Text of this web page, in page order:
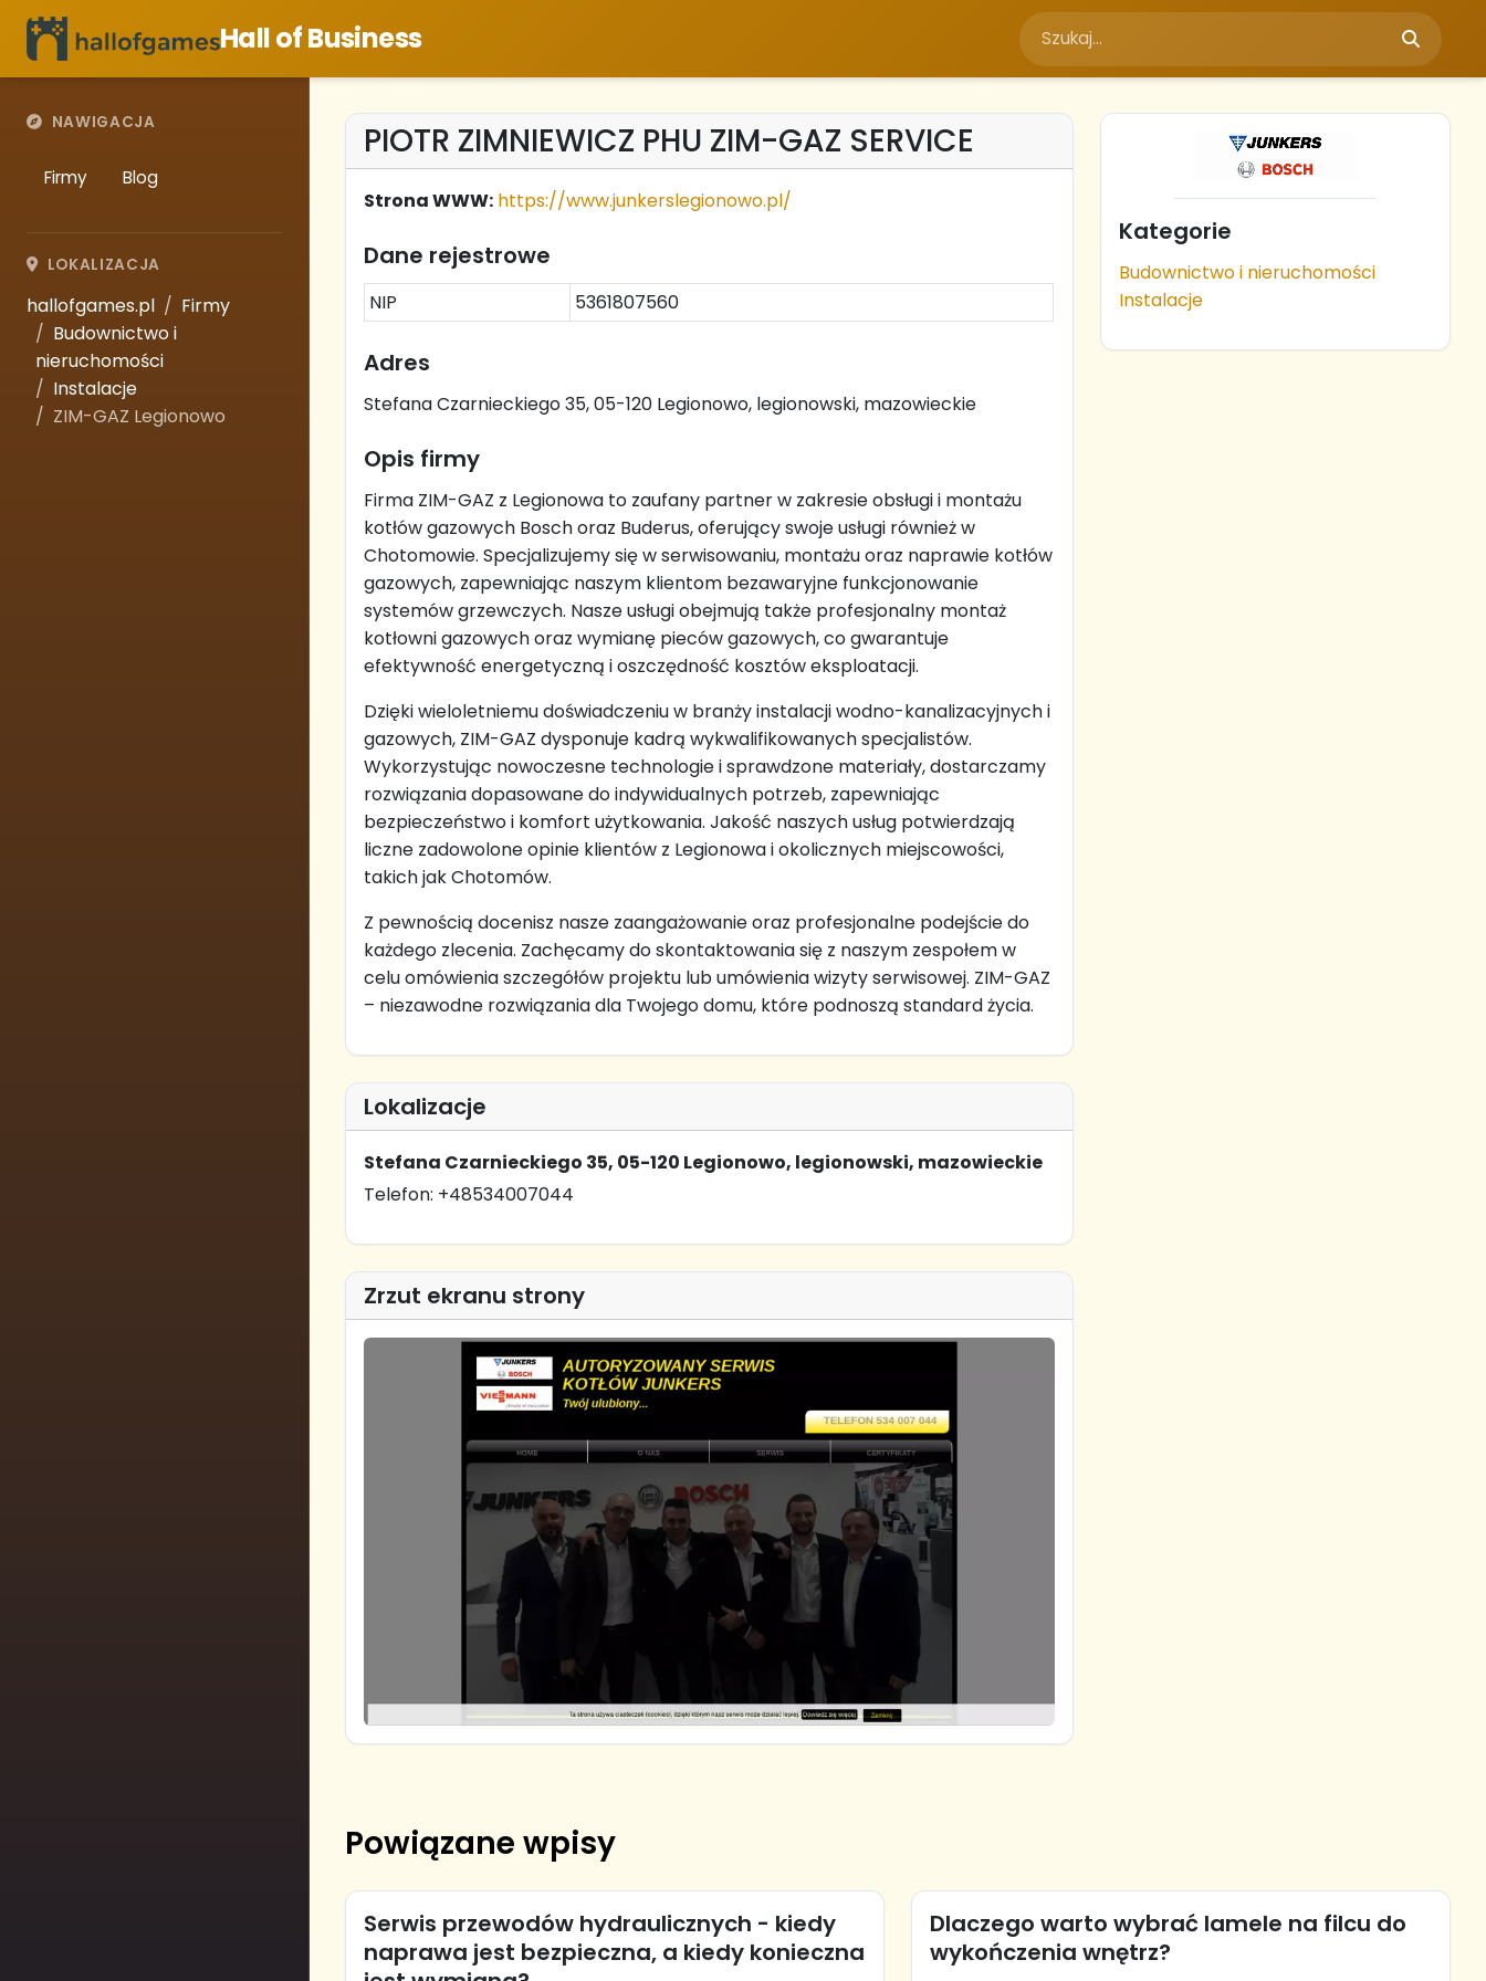
Hall of Business
NAWIGACJA
Firmy Blog
LOKALIZACJA
hallofgames.pl
Firmy
Budownictwo i
nieruchomości
Instalacje
ZIM-GAZ Legionowo
PIOTR ZIMNIEWICZ PHU ZIM-GAZ SERVICE
Strona WWW: https://www.junkerslegionowo.pl/
Dane rejestrowe
NIP 5361807560
Adres
Stefana Czarnieckiego 35, 05-120 Legionowo, legionowski, mazowieckie
Opis firmy
Firma ZIM-GAZ z Legionowa to zaufany partner w zakresie obsługi i montażu
kotłów gazowych Bosch oraz Buderus, oferujący swoje usługi również w
Chotomowie. Specjalizujemy się w serwisowaniu, montażu oraz naprawie kotłów
gazowych, zapewniając naszym klientom bezawaryjne funkcjonowanie
systemów grzewczych. Nasze usługi obejmują także profesjonalny montaż
kotłowni gazowych oraz wymianę pieców gazowych, co gwarantuje
efektywność energetyczną i oszczędność kosztów eksploatacji.
Dzięki wieloletniemu doświadczeniu w branży instalacji wodno-kanalizacyjnych i
gazowych, ZIM-GAZ dysponuje kadrą wykwalifikowanych specjalistów.
Wykorzystując nowoczesne technologie i sprawdzone materiały, dostarczamy
rozwiązania dopasowane do indywidualnych potrzeb, zapewniając
bezpieczeństwo i komfort użytkowania. Jakość naszych usług potwierdzają
liczne zadowolone opinie klientów z Legionowa i okolicznych miejscowości,
takich jak Chotomów.
Z pewnością docenisz nasze zaangażowanie oraz profesjonalne podejście do
każdego zlecenia. Zachęcamy do skontaktowania się z naszym zespołem w
celu omówienia szczegółów projektu lub umówienia wizyty serwisowej. ZIM-GAZ
– niezawodne rozwiązania dla Twojego domu, które podnoszą standard życia.
Lokalizacje
Stefana Czarnieckiego 35, 05-120 Legionowo, legionowski, mazowieckie
Telefon: +48534007044
Zrzut ekranu strony
Kategorie
Budownictwo i nieruchomości
Instalacje
Powiązane wpisy
Serwis przewodów hydraulicznych - kiedy
naprawa jest bezpieczna, a kiedy konieczna
Dlaczego warto wybrać lamele na filcu do
wykończenia wnętrz?